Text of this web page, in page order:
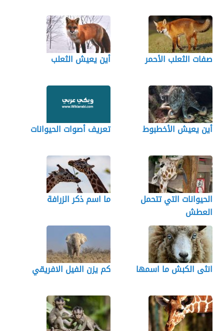
صفات الثعلب الأحمر أين يعيش الثعلب
أين يعيش الأخطبوط تعريف أصوات الحيوانات
الحيوانات التي تتحمل
العطش
ما اسم ذكر الزرافة
انثى الكبش ما اسمها كم يزن الفيل الافريقي